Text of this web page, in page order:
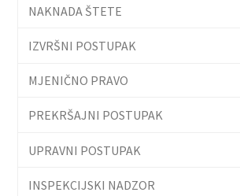
NAKNADA ŠTETE
IZVRŠNI POSTUPAK
MJENIČNO PRAVO
PREKRŠAJNI POSTUPAK
UPRAVNI POSTUPAK
INSPEKCIJSKI NADZOR